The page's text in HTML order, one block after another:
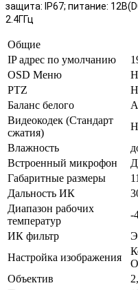
защита: IP67; питание:
2.4ГГц
Общие
IP адрес по умолчанию
OSD Меню
PTZ
Баланс белого
Видеокодек (Стандарт
сжатия)
Влажность
Встроенный микрофон
Габаритные размеры
Дальность ИК
Диапазон рабочих
температур
-
ИК фильтр
Настройка изображения
Объектив